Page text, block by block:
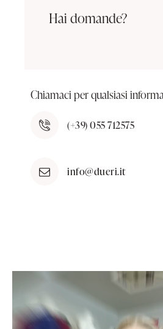
Hai domande?
Chiamaci per qualsiasi
(+39) 055 712575
info@dueri.it